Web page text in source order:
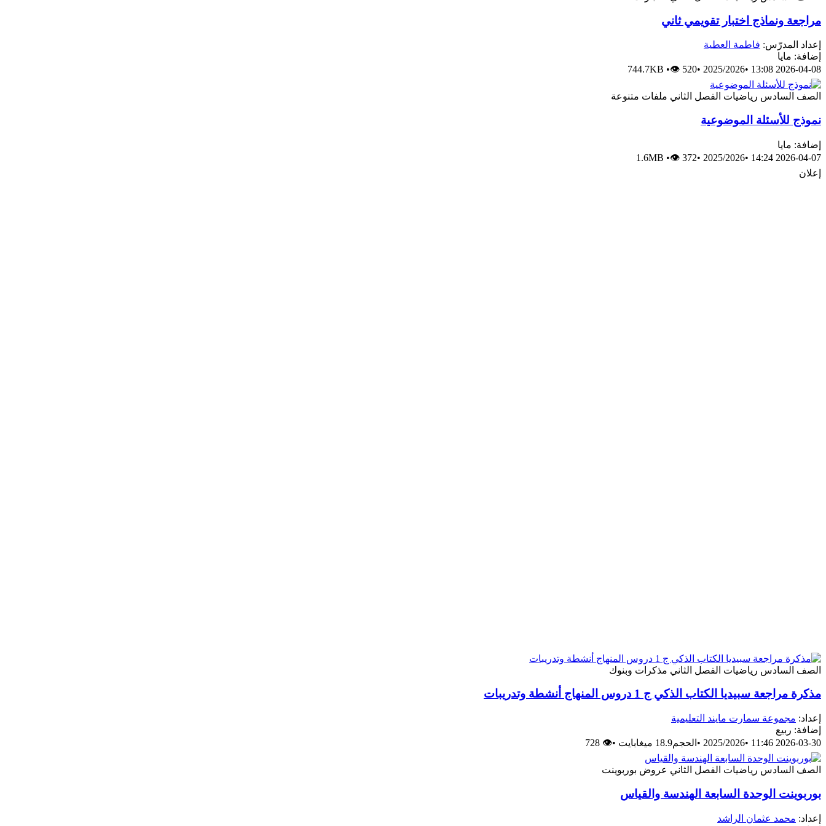
مراجعة ونماذج اختبار تقويمي ثاني
إعداد المدرّس: فاطمة العطية
إضافة: مايا
2026-04-08 13:08
•
2025/2026
•
744.7KB •👁 520
الصف السادس رياضيات الفصل الثاني ملفات متنوعة
نموذج للأسئلة الموضوعية
إضافة: مايا
2026-04-07 14:24
•
2025/2026
•
1.6MB •👁 372
إعلان
الصف السادس رياضيات الفصل الثاني مذكرات وبنوك
مذكرة مراجعة سبيديا الكتاب الذكي ج 1 دروس المنهاج أنشطة وتدريبات
إعداد: مجموعة سمارت مايند التعليمية
إضافة: ربيع
2026-03-30 11:46
•
2025/2026
• الحجم18.9 ميغابايت •
👁 728
الصف السادس رياضيات الفصل الثاني عروض بوربوينت
بوربوينت الوحدة السابعة الهندسة والقياس
إعداد: محمد عثمان الراشد